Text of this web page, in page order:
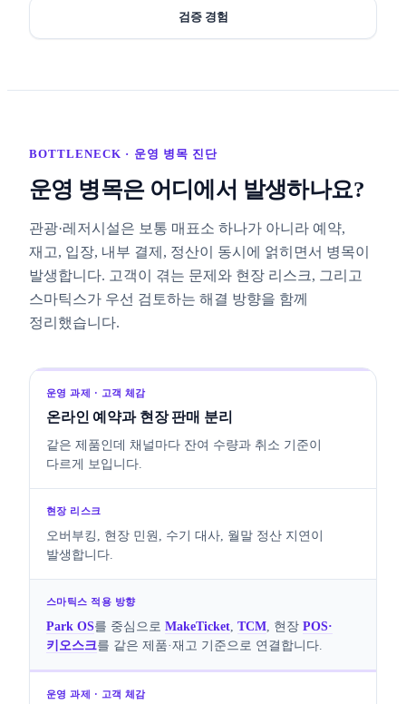
검증 경험
BOTTLENECK · 운영 병목 진단
운영 병목은 어디에서 발생하나요?
관광·레저시설은 보통 매표소 하나가 아니라 예약,
재고, 입장, 내부 결제, 정산이 동시에 얽히면서 병목이
발생합니다. 고객이 겪는 문제와 현장 리스크, 그리고
스마틱스가 우선 검토하는 해결 방향을 함께
정리했습니다.
온라인 예약과 현장 판매 분리
같은 제품인데 채널마다 잔여 수량과 취소 기준이
다르게 보입니다.
오버부킹, 현장 민원, 수기 대사, 월말 정산 지연이
발생합니다.
Park OS를 중심으로 MakeTicket, TCM, 현장 POS·
키오스크를 같은 제품·재고 기준으로 연결합니다.